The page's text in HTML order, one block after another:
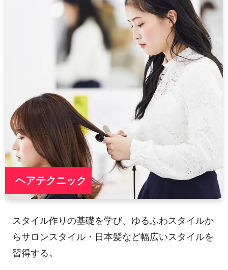
ヘアテクニック
スタイル作りの基礎を学び、ゆるふわスタイルか
らサロンスタイル・日本髪など幅広いスタイルを
習得する。